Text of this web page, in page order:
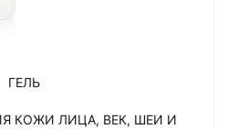
ГЕЛЬ
КОЖИ ЛИЦА, ВЕК, ШЕИ И